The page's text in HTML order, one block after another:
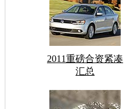
2011重磅合资紧凑
汇总